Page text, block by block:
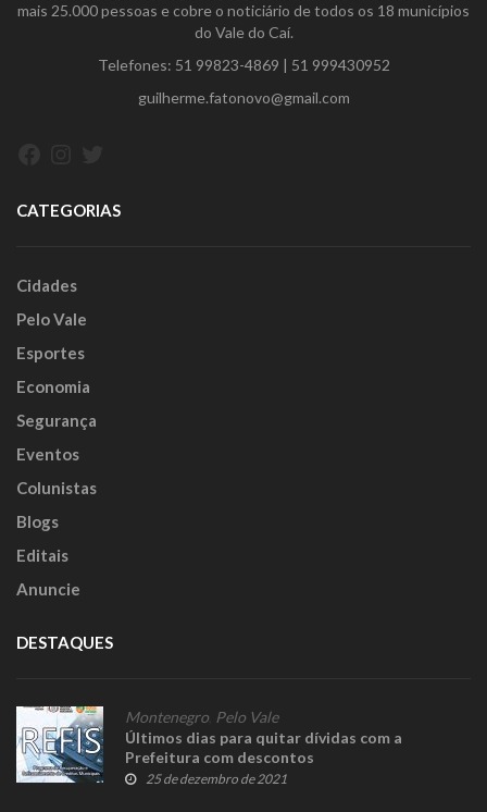
mais 25.000 pessoas e cobre o noticiário de todos os 18 municípios
do Vale do Caí.
Telefones: 51 99823-4869 | 51 999430952
guilherme.fatonovo@gmail.com
CATEGORIAS
Cidades
Pelo Vale
Esportes
Economia
Segurança
Eventos
Colunistas
Blogs
Editais
Anuncie
DESTAQUES
Montenegro Pelo Vale
Últimos dias para quitar dívidas com a
Prefeitura com descontos
25 de dezembro de 2021